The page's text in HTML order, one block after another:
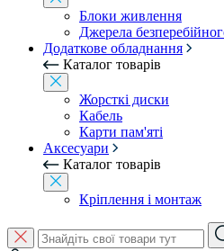
Блоки живлення
Джерела
Додаткове обладнання
Каталог товарів
Жорсткі диски
Кабель
Карти пам'яті
Аксесуари
Каталог товарів
Кріплення і монтаж